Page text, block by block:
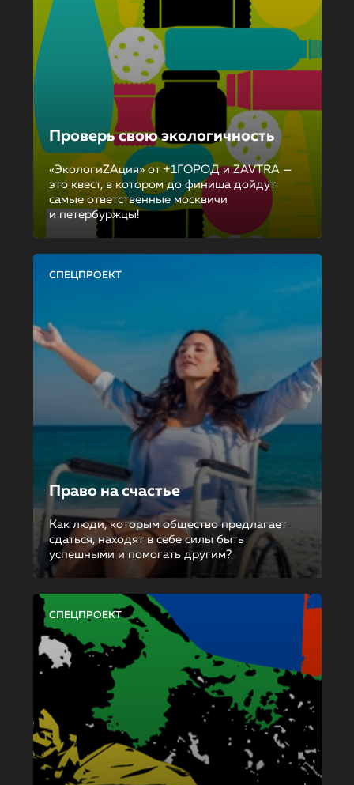
Проверь свою экологичность
«ЭкологиZAция» от +1ГОРОД и ZAVTRA —
это квест, в котором до финиша дойдут
самые ответственные москвичи
и петербуржцы!
СПЕЦПРОЕКТ
Право на счастье
Как люди, которым общество предлагает
сдаться, находят в себе силы быть
успешными и помогать другим?
СПЕЦПРОЕКТ